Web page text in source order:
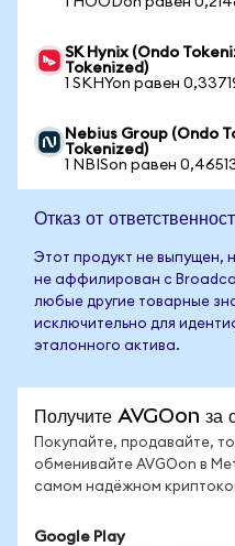
SK Hynix (Ondo
Tokenized)
1 SKHYon равен
Nebius Group (Ondo
Tokenized)
1 NBISon равен
Отказ от
Этот продукт не выпущен,
не аффилирован с
любые другие товарные
исключительно для
эталонного актива.
Получите AVGOon за
Покупайте, продавайте,
обменивайте AVGOon в
самом надёжном
Google Play